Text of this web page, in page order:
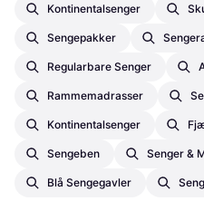
Kontinentalsenger
Sengepakker
Regularbare Senger
Rammemadrasser
Kontinentalsenger
Sengeben Senger &
Blå Sengegavler